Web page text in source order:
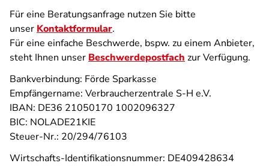
Für eine Beratungsanfrage nutzen Sie bitte
unser Kontaktformular.
Für eine einfache Beschwerde, bspw. zu einem Anbieter,
steht Ihnen unser Beschwerdepostfach zur Verfügung.
Bankverbindung: Förde Sparkasse
Empfängername: Verbraucherzentrale S-H e.V.
IBAN: DE36 21050170 1002096327
BIC: NOLADE21KIE
Steuer-Nr.: 20/294/76103
Wirtschafts-Identifikationsnummer: DE409428634